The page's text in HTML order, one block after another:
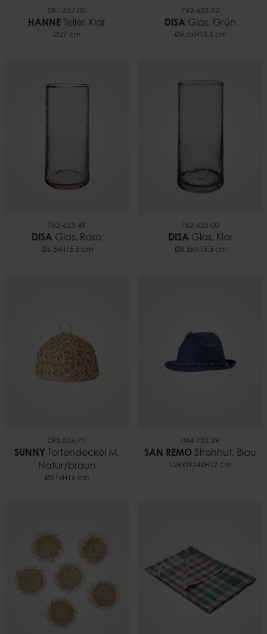
081-657-00
HANNE Teller, Klar
Ø27 cm
762-623-52
DISA Glas, Grün
Ø6.5xH15.5 cm
762-623-49
DISA Glas, Rosa
Ø6.5xH15.5 cm
762-623-00
DISA Glas, Klar
Ø6.5xH15.5 cm
085-526-70
SUNNY Tortendeckel M,
Natur/braun
Ø21xH16 cm
084-722-39
SAN REMO Strohhut, Blau
L26xW24xH12 cm